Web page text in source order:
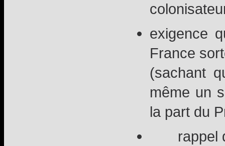
exigence
France
(sachant
même un
la part du
rappel